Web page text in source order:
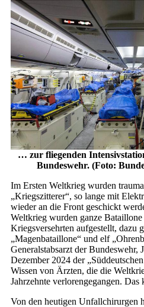
… zur fliegenden
Bundeswehr. (Foto:
Im Ersten Weltkrieg wurden
„Kriegszitterer“, so lange mit
wieder an die Front geschickt
Weltkrieg wurden ganze
Kriegsversehrten aufgestellt, dazu
„Magenbataillone“ und elf
Generalstabsarzt der Bundeswehr,
Dezember 2024 der
Wissen von Ärzten, die die
Jahrzehnte verlorengegangen. Das
Von den heutigen Unfallchirurgen